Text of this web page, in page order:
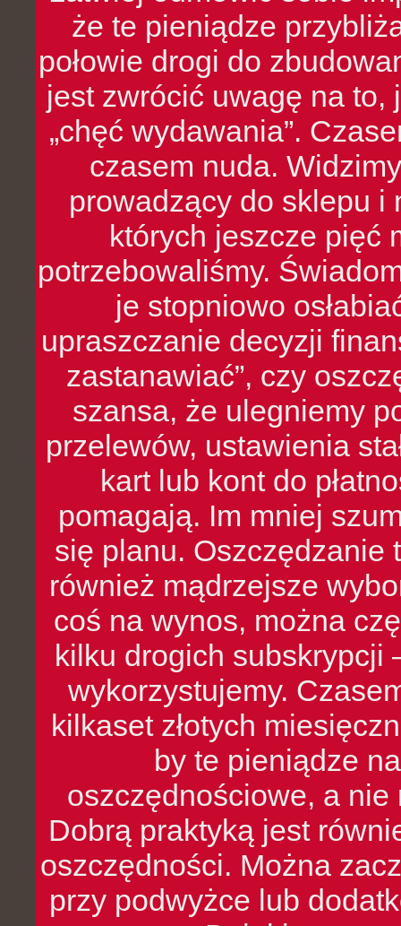
że te pieniądze
połowie drogi do
jest zwrócić uwagę na to,
„chęć wydawania”.
czasem nuda.
prowadzący do sklepu i
których jeszcze pięć
potrzebowaliśmy.
je stopniowo
upraszczanie decyzji
zastanawiać”, czy
szansa, że ulegniemy
przelewów, ustawienia
kart lub kont do
pomagają. Im mniej
się planu. Oszczędzanie
również mądrzejsze
coś na wynos, można
kilku drogich subskrypcji
wykorzystujemy.
kilkaset złotych
by te pieniądze
oszczędnościowe, a nie
Dobrą praktyką jest
oszczędności. Można
przy podwyżce lub